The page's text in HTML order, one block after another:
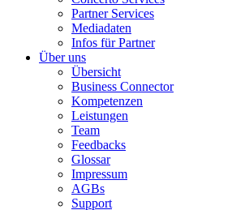
Partner Services
Mediadaten
Infos für Partner
Über uns
Übersicht
Business Connector
Kompetenzen
Leistungen
Team
Feedbacks
Glossar
Impressum
AGBs
Support